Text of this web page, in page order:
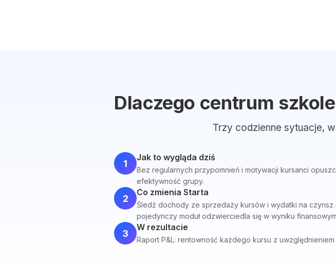
Dlaczego centrum
Trzy codzienne sytuacje,
1
Jak to wygląda dziś
Bez regularnych przypomnień i motywacji kursanci
efektywność grupy.
2
Co zmienia Starta
Śledź dochody ze sprzedaży kursów i wydatki na czynsz
pojedynczy moduł odzwierciedla się w wyniku
3
W rezultacie
Raport P&L: rentowność każdego kursu z